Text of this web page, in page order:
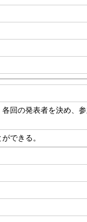
回の発表者を決め、参
できる。